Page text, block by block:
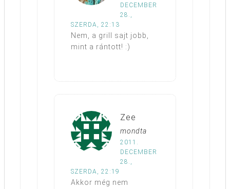
DECEMBER
28.,
SZERDA, 22:13
Nem, a grill sajt jobb,
mint a rántott! :)
Zee
mondta
2011.
DECEMBER
28.,
SZERDA, 22:19
Akkor még nem